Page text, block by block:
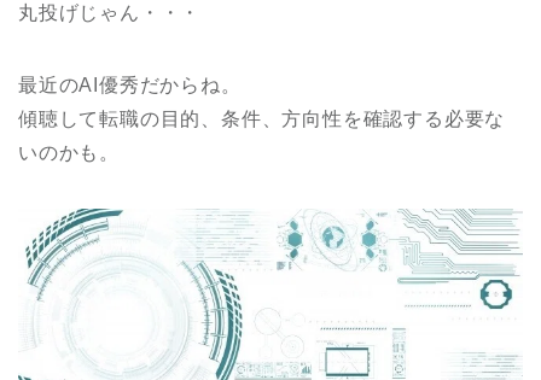
丸投げじゃん・・・
最近のAI優秀だからね。
傾聴して転職の目的、条件、方向性を確認する必要な
いのかも。